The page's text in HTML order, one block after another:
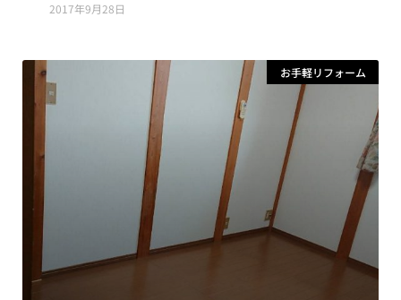
2017年9月28日
お手軽リフォーム